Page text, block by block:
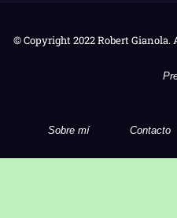
© Copyright 2022 Robert Gianola.
Sobre mí Contacto